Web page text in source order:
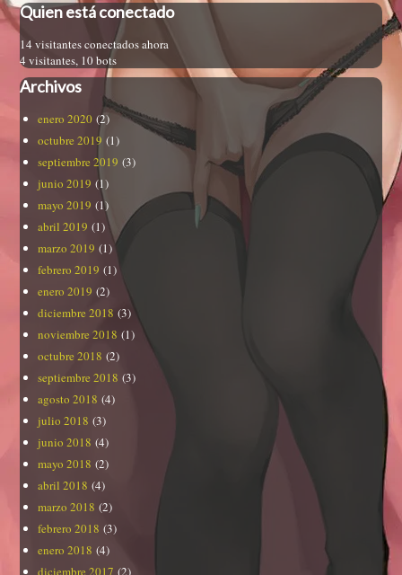
Quien está conectado
14 visitantes conectados ahora
4 visitantes, 10 bots
Archivos
enero 2020 (2)
octubre 2019 (1)
septiembre 2019 (3)
junio 2019 (1)
mayo 2019 (1)
abril 2019 (1)
marzo 2019 (1)
febrero 2019 (1)
enero 2019 (2)
diciembre 2018 (3)
noviembre 2018 (1)
octubre 2018 (2)
septiembre 2018 (3)
agosto 2018 (4)
julio 2018 (3)
junio 2018 (4)
mayo 2018 (2)
abril 2018 (4)
marzo 2018 (2)
febrero 2018 (3)
enero 2018 (4)
diciembre 2017 (2)